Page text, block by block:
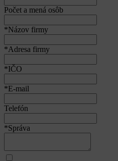
Počet a mená osôb
*Názov firmy
*Adresa firmy
*IČO
*E-mail
Telefón
*Správa